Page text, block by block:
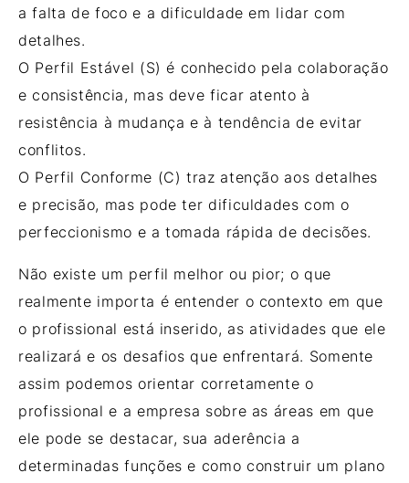
a falta de foco e a dificuldade em lidar com
detalhes.
O Perfil Estável (S) é conhecido pela colaboração
e consistência, mas deve ficar atento à
resistência à mudança e à tendência de evitar
conflitos.
O Perfil Conforme (C) traz atenção aos detalhes
e precisão, mas pode ter dificuldades com o
perfeccionismo e a tomada rápida de decisões.
Não existe um perfil melhor ou pior; o que
realmente importa é entender o contexto em que
o profissional está inserido, as atividades que ele
realizará e os desafios que enfrentará. Somente
assim podemos orientar corretamente o
profissional e a empresa sobre as áreas em que
ele pode se destacar, sua aderência a
determinadas funções e como construir um plano